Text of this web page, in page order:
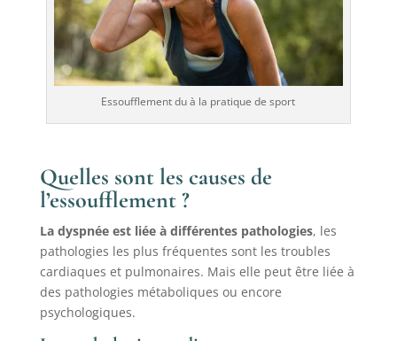
Essoufflement du à la pratique de sport
Quelles sont les causes de
l’essoufflement ?
La dyspnée est liée à différentes pathologies, les
pathologies les plus fréquentes sont les troubles
cardiaques et pulmonaires. Mais elle peut être liée à
des pathologies métaboliques ou encore
psychologiques.